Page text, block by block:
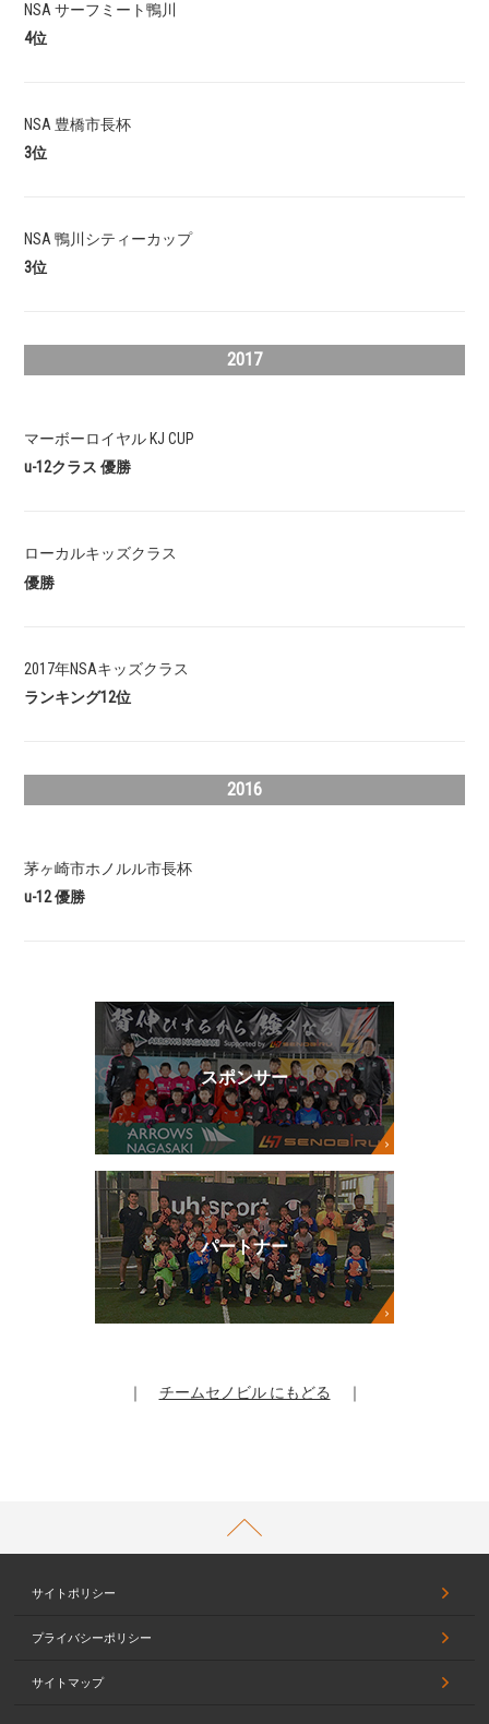
NSA サーフミート鴨川
4位
NSA 豊橋市長杯
3位
NSA 鴨川シティーカップ
3位
2017
マーボーロイヤル KJ CUP
u-12クラス 優勝
ローカルキッズクラス
優勝
2017年NSAキッズクラス
ランキング12位
2016
茅ヶ崎市ホノルル市長杯
u-12 優勝
スポンサー
パートナー
｜ チームセノビル にもどる ｜
サイトポリシー
プライバシーポリシー
サイトマップ